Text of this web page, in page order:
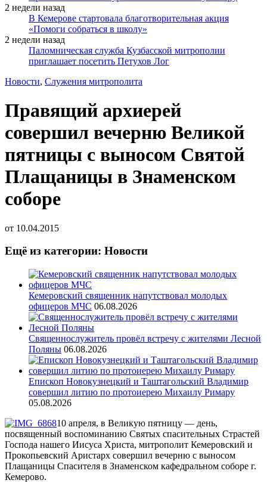
2 недели назад
В Кемерове стартовала благотворительная акция
«Помоги собраться в школу»
2 недели назад
Паломническая служба Кузбасской митрополии
приглашает посетить Петухов Лог
Новости, Служения митрополита
Правящий архиерей
совершил вечерню Великой
пятницы с выносом Святой
Плащаницы в Знаменском
соборе
от 10.04.2015
Ещё из категории: Новости
Кемеровский священник напутствовал молодых
офицеров МЧС 06.08.2026
Священнослужитель провёл встречу с жителями Лесной
Поляны 06.08.2026
Епископ Новокузнецкий и Таштагольский Владимир
совершил литию по протоиерею Михаилу Римару
05.08.2026
10 апреля, в Великую пятницу — день,
посвященный воспоминанию Святых спасительных Страстей
Господа нашего Иисуса Христа, митрополит Кемеровский и
Прокопьевский Аристарх совершил вечерню с выносом
Плащаницы Спасителя в Знаменском кафедральном соборе г.
Кемерово.